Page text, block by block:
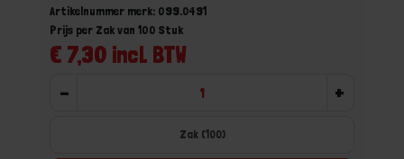
Artikelnummer merk: 099.0491
€ 7,30 incl. BTW
Prijs per Zak van 100 Stuk
- +
Zak (100)